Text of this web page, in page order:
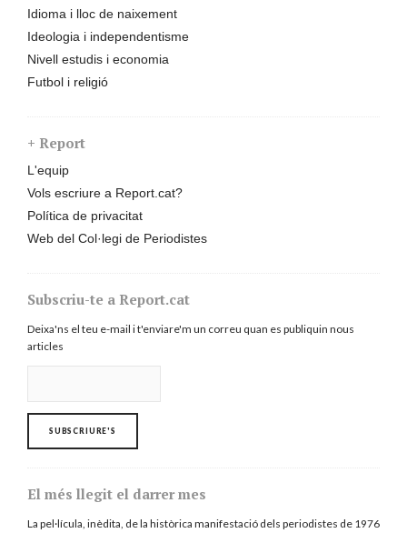
Idioma i lloc de naixement
Ideologia i independentisme
Nivell estudis i economia
Futbol i religió
+ Report
L'equip
Vols escriure a Report.cat?
Política de privacitat
Web del Col·legi de Periodistes
Subscriu-te a Report.cat
Deixa'ns el teu e-mail i t'enviare'm un correu quan es publiquin nous
articles
El més llegit el darrer mes
La pel·lícula, inèdita, de la històrica manifestació dels periodistes de 1976